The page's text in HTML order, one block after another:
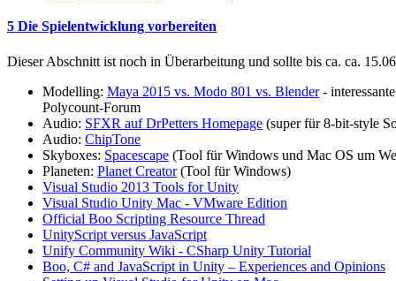
5 Die Spielentwicklung vorbereiten
Dieser Abschnitt ist noch in Überarbeitung und sollte bis ca. ca.
Modelling: Maya 2015 vs. Modo 801 vs. Blender-
Polycount-Forum
Audio: SFXR auf DrPetters Homepage (super für 8-bit-style
Audio: ChipTone
Skyboxes: Spacescape (Tool für Windows und Mac OS um
Planeten: Planet Creator(Tool für Windows)
Visual Studio 2013 Tools for Unity
Visual Studio Unity Mac - VMware Edition
Official Boo Scripting Resource Thread
UnityScript versus JavaScript
Unify Community Wiki - CSharp Unity Tutorial
Boo, C# and JavaScript in Unity – Experiences and Opinions